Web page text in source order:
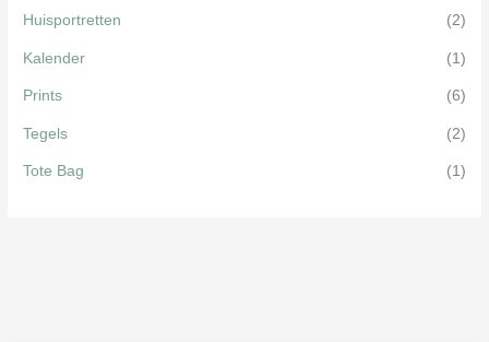
Huisportretten (2)
Kalender (1)
Prints (6)
Tegels (2)
Tote Bag (1)